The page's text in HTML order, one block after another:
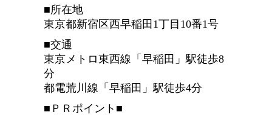
■所在地
東京都新宿区西早稲田1丁目10番1号
■交通
東京メトロ東西線「早稲田」駅徒歩8
分
都電荒川線「早稲田」駅徒歩4分
■ＰＲポイント■